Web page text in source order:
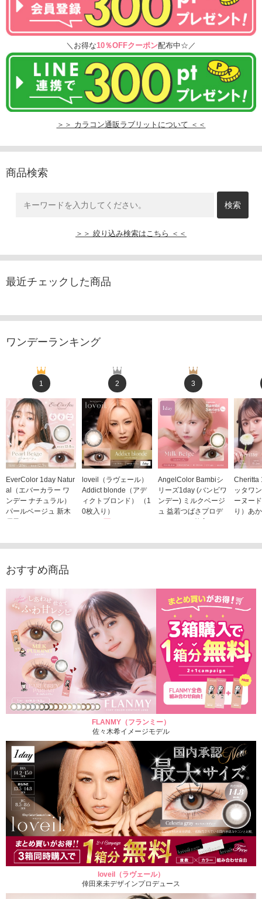
＼お得な10％OFFクーポン配布中☆／
＞＞ カラコン通販ラブリットについて ＜＜
商品検索
＞＞ 絞り込み検索はこちら ＜＜
最近チェックした商品
ワンデーランキング
1
EverColor 1day Natur
al（エバーカラー ワ
ンデー ナチュラル）
パールベージュ 新木
2,598円(税込)
2
loveil（ラヴェール）
Addict blonde（アデ
ィクトブロンド） （1
0枚入り）
3
AngelColor Bambiシ
リーズ1day (バンビワ
ンデー) ミルクベージ
ュ 益若つばさプロデ
Cheritta
ッタワ
ーヌー
り）あ
おすすめ商品
FLANMY（フランミー）
佐々木希イメージモデル
loveil（ラヴェール）
倖田來未デザインプロデュース